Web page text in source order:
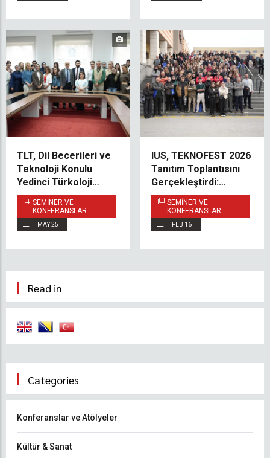
TLT, Dil Becerileri ve
Teknoloji Konulu
Yedinci Türkoloji
Talks Oturumunu
Gerçekleştirdi
SEMINER VE
KONFERANSLAR
MAY 25
IUS, TEKNOFEST 2026
Tanıtım Toplantısını
Gerçekleştirdi:
Öğrenciler Fikirlerini
Yeniliğe
Dönüştürmeye Teşvik
SEMINER VE
KONFERANSLAR
FEB 16
Read in
Categories
Konferanslar ve Atölyeler
Kültür & Sanat